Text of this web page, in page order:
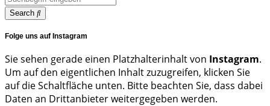
Search
Folge uns auf Instagram
Sie sehen gerade einen Platzhalterinhalt von Instagram.
Um auf den eigentlichen Inhalt zuzugreifen, klicken Sie
auf die Schaltfläche unten. Bitte beachten Sie, dass dabei
Daten an Drittanbieter weitergegeben werden.